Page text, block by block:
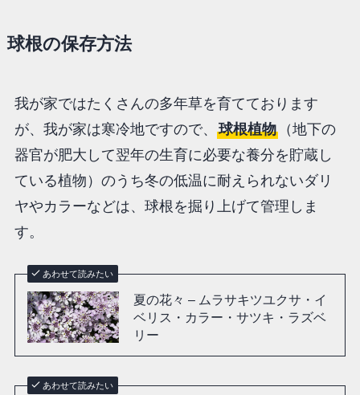
球根の保存方法
我が家ではたくさんの多年草を育てております
が、我が家は寒冷地ですので、 球根植物（地下の
器官が肥大して翌年の生育に必要な養分を貯蔵し
ている植物）のうち冬の低温に耐えられないダリ
ヤやカラーなどは、球根を掘り上げて管理しま
す。
あわせて読みたい
夏の花々 – ムラサキツユクサ・イ
ベリス・カラー・サツキ・ラズベ
リー
あわせて読みたい